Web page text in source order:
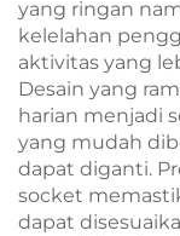
yang ringan
kelelahan
aktivitas yang
Desain yang
harian menjadi
yang mudah
dapat diganti.
socket
dapat